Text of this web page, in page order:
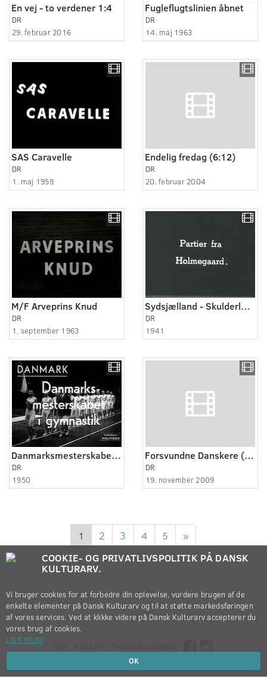
En vej - to verdener 1:4
DR
29. februar 2016
Fugleflugtslinien åbnet
DR
14. maj 1963
SAS Caravelle
DR
1. maj 1959
Endelig fredag (6:12)
DR
20. februar 2004
M/F Arveprins Knud
DR
1. september 1963
Sydsjælland - Skulderløse 1941
DR
1941
Danmarksmesterskabet i gymnastik
DR
1950
Forsvundne Danskere (3:4)
DR
19. november 2009
1 2 3 4 5 »
Copyright © 2012-2026
COOKIE- OG PRIVATLIVSPOLITIK PÅ DANSK
KULTURARV.
Vi bruger cookies for at forbedre din oplevelse, vurdere brugen af de
enkelte elementer på Dansk Kulturarv og til at støtte markedsføringen
af vores services. Ved at klikke videre på Dansk Kulturarv accepterer du
vores brug af cookies.
LÆS MERE
OK